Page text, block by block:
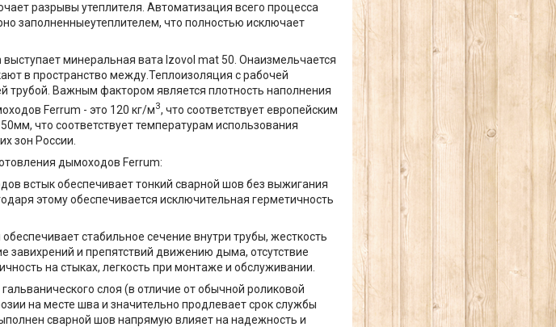
разрывы утеплителя. Автоматизация всего процесса
заполненныеутеплителем, что полностью исключает
минеральная вата Іzovol mat 50. Онаизмельчается
в пространство между.Теплоизоляция с рабочей
трубой. Важным фактором является плотность наполнения
Ferrum - это 120 кг/м3, что соответствует европейским
что соответствует температурам использования
зон России.
дымоходов Ferrum:
встык обеспечивает тонкий сварной шов без выжигания
этому обеспечивается исключительная герметичность
стабильное сечение внутри трубы, жесткость
завихрений и препятствий движению дыма, отсутствие
на стыках, легкость при монтаже и обслуживании.
слоя (в отличие от обычной роликовой
на месте шва и значительно продлевает срок службы
сварной шов напрямую влияет на надежность и